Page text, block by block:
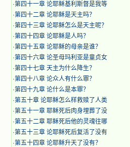
·第四十一章 论耶稣基利斯督是我等
·第四十二章 论耶稣是天主吗？
·第四十三章 论耶稣怎么是天主呢？
·第四十四章 论耶稣是人吗？
·第四十五章 论耶稣的母亲是谁？
·第四十六章 论圣母玛利亚是童贞女
·第四十七章 天主为什么降生？
·第四十八章 论众人有什么罪？
·第四十九章 论什么是本罪？
·第五十章 论耶稣怎么样救赎了人类
·第五十一章 耶稣死后肉身埋葬了没
·第五十二章 耶稣死后他的灵魂往哪
·第五十三章 论耶稣死后复活了没有
·第五十四章 论耶稣升天了没有？